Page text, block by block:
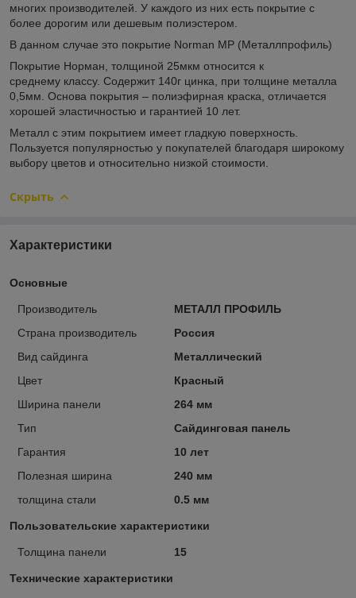
многих производителей. У каждого из них есть покрытие с
более дорогим или дешевым полиэстером.
В данном случае это покрытие Norman MP (Металлпрофиль)
Покрытие Норман, толщиной 25мкм относится к
среднему классу. Содержит 140г цинка, при толщине металла
0,5мм. Основа покрытия – полиэфирная краска, отличается
хорошей эластичностью и гарантией 10 лет.
Металл с этим покрытием имеет гладкую поверхность.
Пользуется популярностью у покупателей благодаря широкому
выбору цветов и относительно низкой стоимости.
Скрыть
Характеристики
Основные
Производитель
МЕТАЛЛ ПРОФИЛЬ
Страна производитель
Россия
Вид сайдинга
Металлический
Цвет
Красный
Ширина панели
264 мм
Тип
Сайдинговая панель
Гарантия
10 лет
Полезная ширина
240 мм
толщина стали
0.5 мм
Пользовательские характеристики
Толщина панели 15
Технические характеристики